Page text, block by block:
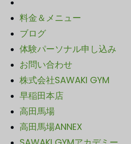
料金＆メニュー
ブログ
体験パーソナル申し込み
お問い合わせ
株式会社SAWAKI GYM
早稲田本店
高田馬場
高田馬場ANNEX